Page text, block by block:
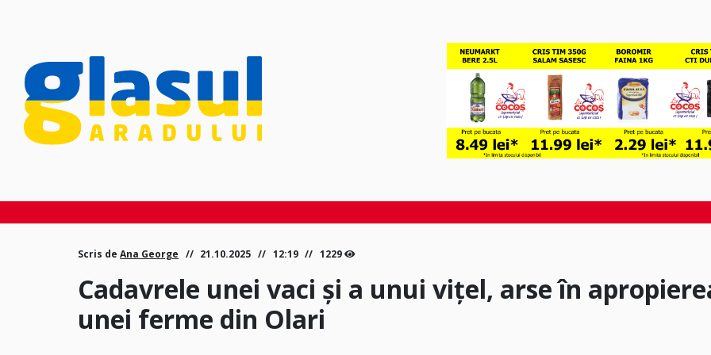
Scris deAna George 21.10.2025 12:19 1229
Cadavrele unei vaci și a unui vițel, arse în
unei ferme din Olari